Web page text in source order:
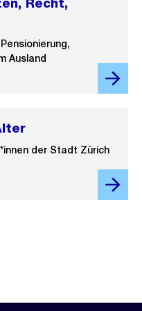
Recht,
Ausland
der Stadt Zürich